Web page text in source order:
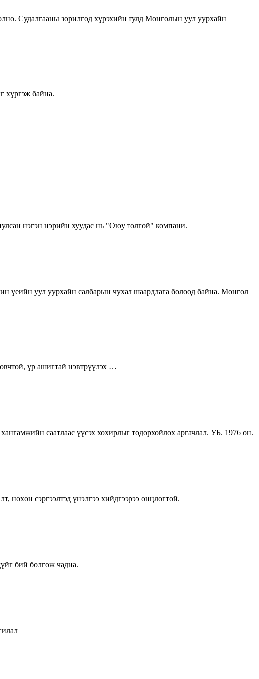
Судалгааны зорилгод хүрэхийн тулд Монголын уул уурхайн
хүргэж байна.
нэгэн нэрийн хуудас нь "Оюу толгой" компани.
үеийн уул уурхайн салбарын чухал шаардлага болоод байна. Монгол
үр ашигтай нэвтрүүлэх …
саатлаас үүсэх хохирлыг тодорхойлох аргачлал. УБ. 1976 он.
нөхөн сэргээлтэд үнэлгээ хийдгээрээ онцлогтой.
бий болгож чадна.